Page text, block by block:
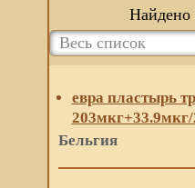
Найдено
евра пластырь
Бельгия